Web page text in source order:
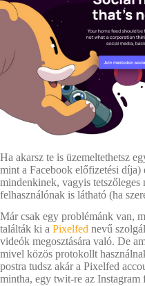
Ha akarsz te is üzemeltethetsz
mint a Facebook előfizetési díja)
mindenkinek, vagyis tetszőleges
felhasználónak is látható (ha
Már csak egy problémánk van,
találták ki a Pixelfed nevű
videók megosztására való. De
mivel közös protokollt
postra tudsz akár a Pixelfed
mintha, egy twit-re az